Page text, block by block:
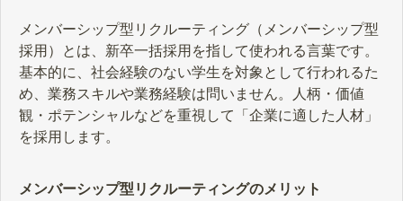
メンバーシップ型リクルーティング（メンバーシップ型
採用）とは、新卒一括採用を指して使われる言葉です。
基本的に、社会経験のない学生を対象として行われるた
め、業務スキルや業務経験は問いません。人柄・価値
観・ポテンシャルなどを重視して「企業に適した人材」
を採用します。
メンバーシップ型リクルーティングのメリット